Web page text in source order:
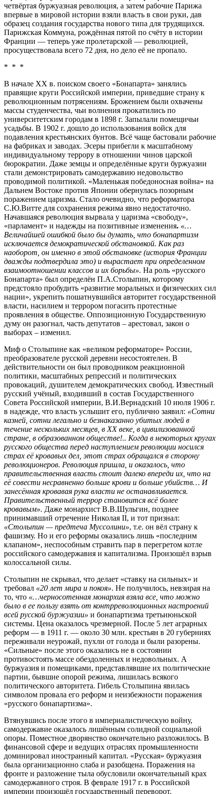
четвёртая буржуазная революция, а затем рабочие Парижа
впервые в мировой истории взяли власть в свои руки, дав
образец создания государства нового типа для трудящихся.
Парижская Коммуна, рождённая пятой по счёту в истории
Франции — теперь уже пролетарской — революцией,
просуществовала всего 72 дня, но дело её не пропало.
* * *
В начале XX в. поиском своего «Бонапарта» занялись
правящие круги Российской империи, приведшие страну к
революционным потрясениям. Брожением были охвачены
массы студенчества, чьи волнения прокатились по
университетским городам в 1898 г. Запылали помещичьи
усадьбы. В 1902 г. дошло до использования войск для
подавления крестьянских бунтов. Всё чаще бастовали рабочие
на фабриках и заводах. Эсеры прибегли к масштабному
индивидуальному террору в отношении чинов царской
бюрократии. Даже земцы и определённые круги буржуазии
стали демонстрировать самодержавию недовольство
проводимой политикой. «Маленькая победоносная война» на
Дальнем Востоке против Японии обернулась позорным
поражением царизма. Стало очевидно, что реформатора
С.Ю.Витте для сохранения режима явно недостаточно.
Начавшаяся революция вырвала у царизма «свободу»,
«парламент» и надежды на позитивные изменения. «…
Величайшей ошибкой было бы думать, что бонапартизм
исключается демократической обстановкой. Как раз
наоборот, он именно в этой обстановке (история Франции
дважды подтвердила это) и вырастает при определенном
взаимоотношении классов и их борьбы». На роль «русского
Бонапарта» был определён П.А.Столыпин, которому
предстояло пробудить «развитие моральных и физических сил
нации», укрепить пошатнувшийся авторитет государственной
власти, насилием и террором погасить протестные
проявления в обществе. Оппозиционную Государственную
думу он разогнал, часть депутатов – арестовал, закон о
выборах – изменил.
Миф о Столыпине как «великом реформаторе» России,
преобразователе русской деревни несостоятелен. В
действительности он был проводником реакционной
политики, масштабных репрессий и политических
провокаций, душителем демократических свобод. Известный
русский учёный, входивший в состав Государственного
Совета Российской империи, В.И.Вернадский 10 июля 1906 г.
в надежде, что власть услышит его, публично заявил: «Сотни
казней, сотни легально и безнаказанно убитых людей в
течение нескольких месяцев, в ХХ веке, в цивилизованной
стране, в образованном обществе!.. Когда в некоторых кругах
русского общества перед наступлением революции носился
страх её кровавых дел, этот страх обращался в сторону
революционеров. Революция пришла, и оказалось, что
правительственная власть стоит далеко впереди их, что на
её совести несравненно больше крови и больше убийств… И
занесённая кровавая рука власти не останавливается.
Правительственный террор становится всё более
кровавым». Даже монархист В.В.Шульгин, позднее
принимавший отречение Николая II, и тот признал:
«Столыпин — предтеча Муссолини», т.е. он вёл страну к
фашизму. Но и его реформы оказались лишь «последним
клапаном», неспособным стравить пар в перегретом котле
российского самодержавия и капитализма. Произошёл взрыв
колоссальной силы.
Столыпин не скрывал, что делает «ставку на сильных» и
требовал «20 лет мира и покоя». Не получилось, невзирая на
то, что «…черносотенная монархия взяла все, что можно
было в ее пользу взять от контрреволюционных настроений
всей русской буржуазии» и бонапартизма третьиюньской
системы. Цена оказалось чрезмерной. После 5 лет аграрных
реформ — в 1911 г. — около 30 млн. крестьян в 20 губерниях
переживали неурожай, пухли от голода и были разорены.
«Сильные» после этого оказались не в состоянии
противостоять массе обездоленных и недовольных. А
буржуазия и помещиками, представлявшие их политические
партии, бывшие опорой режима, лишилась всякого
политического авторитета. Гибель Столыпина явилась
символом провала его реформ и неизбежности поражения
«русского бонапартизма».
Втянувшись после этого в империалистическую войну,
самодержавие оказалось лишённым солидной социальной
опоры. Поместное дворянство окончательно разложилось. В
финансовой сфере и ведущих отраслях промышленности
доминировал иностранный капитал. «Русская» буржуазия
была организационно слаба и разобщена. Поражения на
фронте и разложение тыла обусловили окончательный крах
самодержавного строя. В феврале 1917 г. в Российской
империи произошёл государственный переворот.